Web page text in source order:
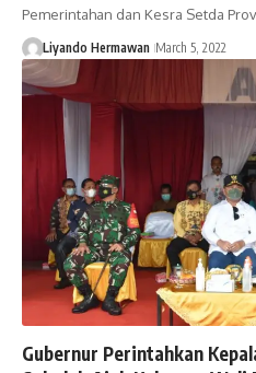
Pemerintahan dan Kesra Setda
Liyando Hermawan March 5, 2022
Gubernur Perintahkan